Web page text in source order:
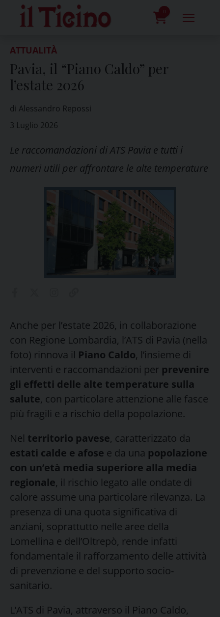
content
0
ATTUALITÀ
Pavia, il “Piano Caldo” per
l’estate 2026
di Alessandro Repossi
3 Luglio 2026
Le raccomandazioni di ATS Pavia e tutti i
numeri utili per affrontare le alte temperature
Anche per l’estate 2026, in collaborazione
con Regione Lombardia, l’ATS di Pavia (nella
foto) rinnova il Piano Caldo, l’insieme di
interventi e raccomandazioni per prevenire
gli effetti delle alte temperature sulla
salute, con particolare attenzione alle fasce
più fragili e a rischio della popolazione.
Nel territorio pavese, caratterizzato da
estati calde e afose e da una popolazione
con un’età media superiore alla media
regionale, il rischio legato alle ondate di
calore assume una particolare rilevanza. La
presenza di una quota significativa di
anziani, soprattutto nelle aree della
Lomellina e dell’Oltrepò, rende infatti
fondamentale il rafforzamento delle attività
di prevenzione e del supporto socio-
sanitario.
L’ATS di Pavia, attraverso il Piano Caldo,